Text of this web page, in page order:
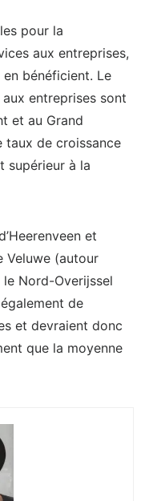
pour la
aux entreprises,
bénéficient. Le
entreprises sont
et au Grand
taux de croissance
supérieur à la
et
Veluwe (autour
le Nord-Overijssel
de
et devraient donc
que la moyenne